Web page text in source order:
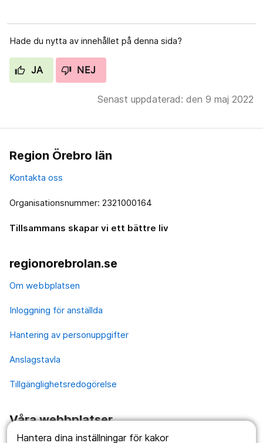
Hantera dina inställningar för kakor
Hade du nytta av innehållet på denna sida?
JA NEJ
Senast uppdaterad: den 9 maj 2022
Region Örebro län
Kontakta oss
Organisationsnummer: 2321000164
Tillsammans skapar vi ett bättre liv
regionorebrolan.se
Om webbplatsen
Inloggning för anställda
Hantering av personuppgifter
Anslagstavla
Tillgänglighetsredogörelse
Våra webbplatser